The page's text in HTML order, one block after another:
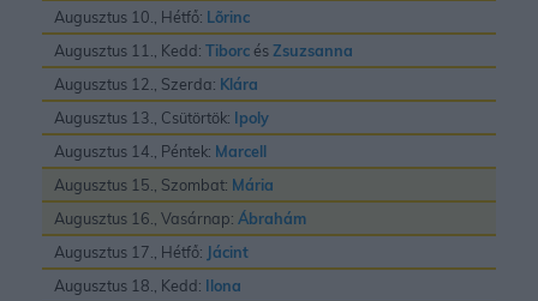
Augusztus 10., Hétfő: Lõrinc
Augusztus 11., Kedd: Tiborc ésZsuzsanna
Augusztus 12., Szerda: Klára
Augusztus 13., Csütörtök: Ipoly
Augusztus 14., Péntek: Marcell
Augusztus 15., Szombat: Mária
Augusztus 16., Vasárnap: Ábrahám
Augusztus 17., Hétfő: Jácint
Augusztus 18., Kedd: Ilona